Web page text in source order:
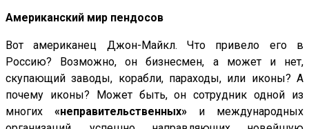
Американский мир пендосов
Вот американец Джон-Майкл. Что привело его в
Россию? Возможно, он бизнесмен, а может и нет,
скупающий заводы, корабли, параходы, или иконы? А
почему иконы? Может быть, он сотрудник одной из
многих «неправительственных» и международных